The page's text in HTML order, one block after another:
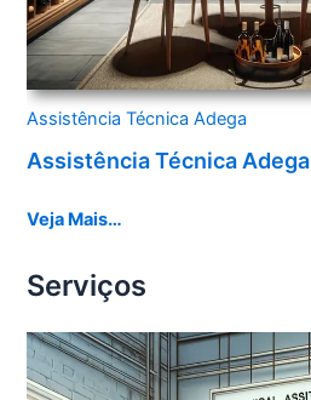
Assistência Técnica Adega
Assistência Técnica Adega
Veja Mais…
Serviços